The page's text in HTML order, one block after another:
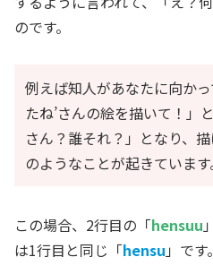
のです。
例えば知人があなたに向か
たね’さんの絵を描いて！」
さん？誰それ？」となり、
のようなことが起きています
この場合、2行目の「hensuu
は1行目と同じ「hensu 」です。